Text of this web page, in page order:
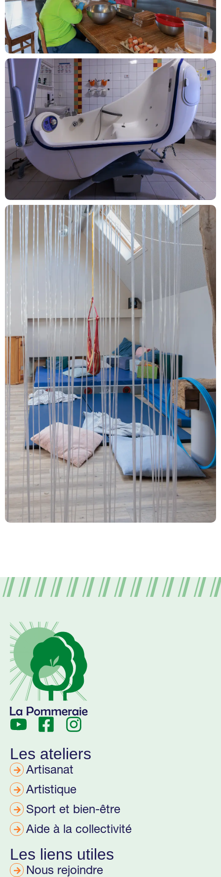
Les ateliers
Artisanat
Artistique
Sport et bien-être
Aide à la collectivité
Les liens utiles
Nous rejoindre